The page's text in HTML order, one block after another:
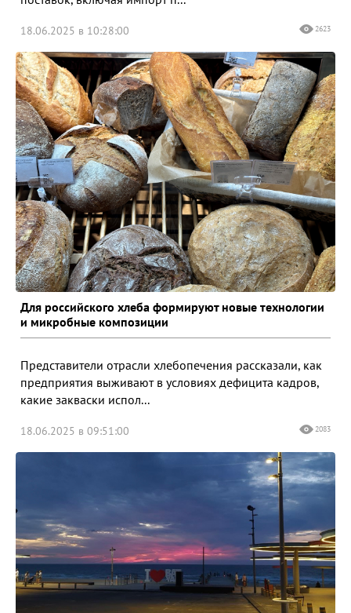
18.06.2025 в 10:28:00 2623
Для российского хлеба формируют новые технологии
и микробные композиции
Представители отрасли хлебопечения рассказали, как
предприятия выживают в условиях дефицита кадров,
какие закваски испол...
18.06.2025 в 09:51:00 2083